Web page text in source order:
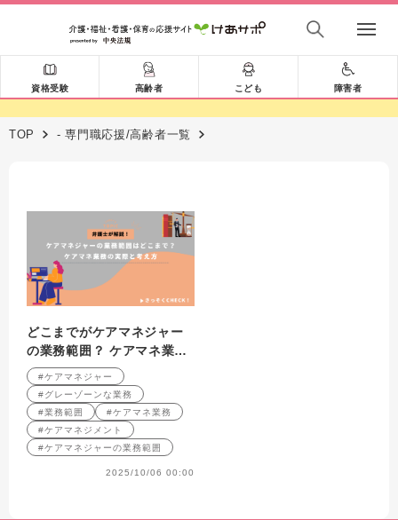
資格受験 高齢者 こども 障害者
TOP - 専門職応援/高齢者一覧
どこまでがケアマネジャー
の業務範囲？ ケアマネ業務
の実際と考え方
#ケアマネジャー
#グレーゾーンな業務
#業務範囲
#ケアマネ業務
#ケアマネジメント
#ケアマネジャーの業務範囲
2025/10/06 00:00